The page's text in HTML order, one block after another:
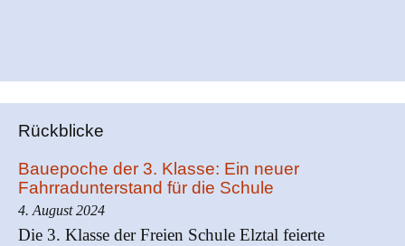
Rückblicke
Bauepoche der 3. Klasse: Ein neuer
Fahrradunterstand für die Schule
4. August 2024
Die 3. Klasse der Freien Schule Elztal feierte